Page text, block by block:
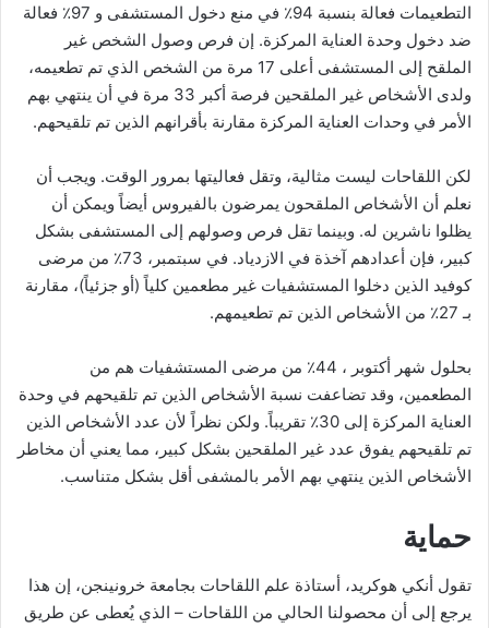
التطعيمات فعالة بنسبة 94٪ في منع دخول المستشفى و 97٪ فعالة
ضد دخول وحدة العناية المركزة. إن فرص وصول الشخص غير
الملقح إلى المستشفى أعلى 17 مرة من الشخص الذي تم تطعيمه،
ولدى الأشخاص غير الملقحين فرصة أكبر 33 مرة في أن ينتهي بهم
الأمر في وحدات العناية المركزة مقارنة بأقرانهم الذين تم تلقيحهم.
لكن اللقاحات ليست مثالية، وتقل فعاليتها بمرور الوقت. ويجب أن
نعلم أن الأشخاص الملقحون يمرضون بالفيروس أيضاً ويمكن أن
يظلوا ناشرين له. وبينما تقل فرص وصولهم إلى المستشفى بشكل
كبير، فإن أعدادهم آخذة في الازدياد. في سبتمبر، 73٪ من مرضى
كوفيد الذين دخلوا المستشفيات غير مطعمين كلياً (أو جزئياً)، مقارنة
بـ 27٪ من الأشخاص الذين تم تطعيمهم.
بحلول شهر أكتوبر ، 44٪ من مرضى المستشفيات هم من
المطعمين، وقد تضاعفت نسبة الأشخاص الذين تم تلقيحهم في وحدة
العناية المركزة إلى 30٪ تقريباً. ولكن نظراً لأن عدد الأشخاص الذين
تم تلقيحهم يفوق عدد غير الملقحين بشكل كبير، مما يعني أن مخاطر
الأشخاص الذين ينتهي بهم الأمر بالمشفى أقل بشكل متناسب.
حماية
تقول أنكي هوكريد، أستاذة علم اللقاحات بجامعة خرونينجن، إن هذا
يرجع إلى أن محصولنا الحالي من اللقاحات – الذي يُعطى عن طريق